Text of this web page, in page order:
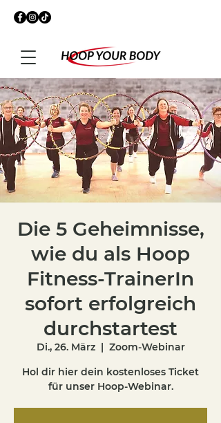
Die 5 Geheimnisse,
wie du als Hoop
Fitness-TrainerIn
sofort erfolgreich
durchstartest
Di., 26. März
  |
Zoom-Webinar
Hol dir hier dein kostenloses Ticket
für unser Hoop-Webinar.